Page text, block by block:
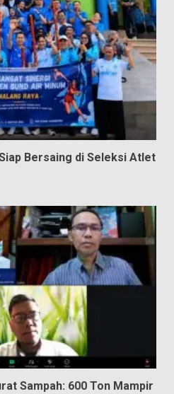
Bersaing di Seleksi Atlet
Sampah: 600 Ton Mampir